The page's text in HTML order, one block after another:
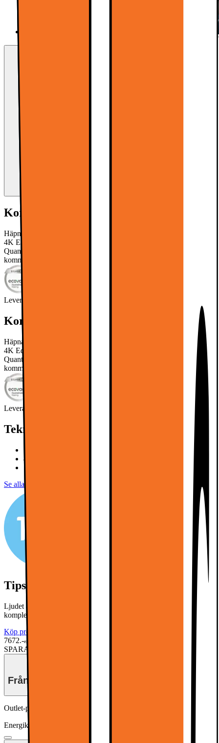
Kort om produkten
Häpna när dina bilderna kommer till liv med Samsung 65” QN1EF
4K Edge MiniLED Smart TV. Med Neo Quantum Dot och
Quantum Matrix Technologies, bra ljud och många spelfunktioner
kommer denna TV inte att göra dig besviken.
Leverantörens EcoVadis score
Kort om produkten
Häpna när dina bilderna kommer till liv med Samsung 65” QN1EF
4K Edge MiniLED Smart TV. Med Neo Quantum Dot och
Quantum Matrix Technologies, bra ljud och många spelfunktioner
kommer denna TV inte att göra dig besviken.
Läs mer om produkten
Leverantörens EcoVadis score
Teknisk specifikation
144Hz, 4x HDMI, HDMI eArc
4K AI Upscaling, AI Processor, HDR
Smart TV, Mini LED, Art Store
Se alla specifikationer
Tips: Köp till en soundbar
Ljudet är halva upplevelsen! Klicka på "köp produkterna" för att
komplettera din TV med en passande soundbar.
Köp produkterna
7672.-exkl. moms
SPARA 7520
Från
Outlet-pris
Energiklass